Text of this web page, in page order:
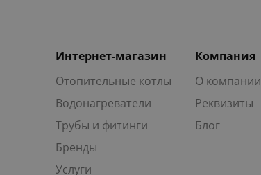
Интернет-магазин
Отопительные котлы
Водонагреватели
Трубы и фитинги
Бренды
Услуги
Компания
О компании
Реквизиты
Блог